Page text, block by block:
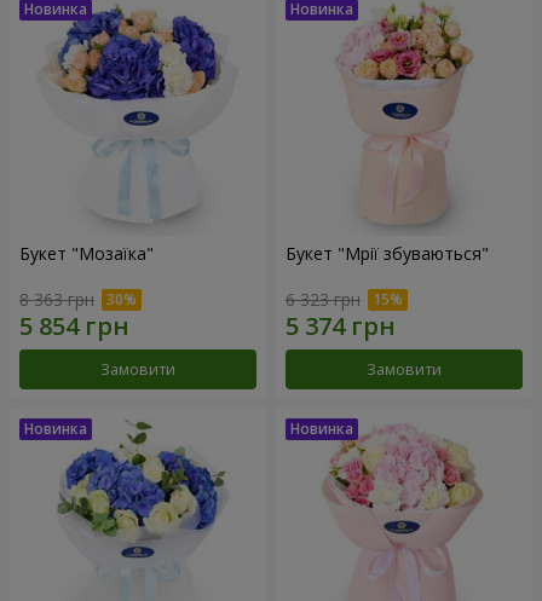
Букет "Мозаїка"
8 363 грн
Замовити
Букет "Мрії збуваються"
6 323 грн
Замовити